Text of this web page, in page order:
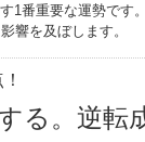
1番重要な運勢です
響を及ぼします。
る。逆転